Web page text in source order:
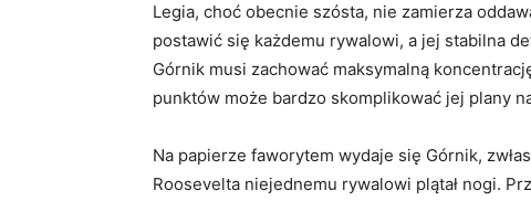
Legia, choć obecnie szósta, nie zamierza
postawić się każdemu rywalowi, a jej stabilna
Górnik musi zachować maksymalną
punktów może bardzo skomplikować jej plany
Na papierze faworytem wydaje się Górnik,
Roosevelta niejednemu rywalowi plątał nogi.